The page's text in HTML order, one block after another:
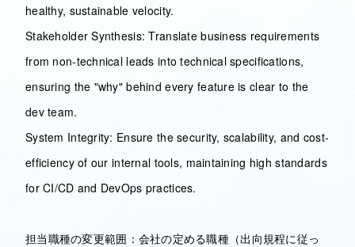
healthy, sustainable velocity.
Stakeholder Synthesis: Translate business requirements
from non-technical leads into technical specifications,
ensuring the "why" behind every feature is clear to the
dev team.
System Integrity: Ensure the security, scalability, and cost-
efficiency of our internal tools, maintaining high standards
for CI/CD and DevOps practices.
担当職種の変更範囲：会社の定める職種（出向規程に従っ